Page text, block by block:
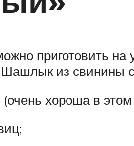
приготовить
из свинины с
хороша в этом